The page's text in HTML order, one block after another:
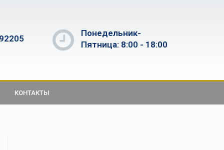
Понедельник-
Пятница: 8:00 - 18:00
КОНТАКТЫ